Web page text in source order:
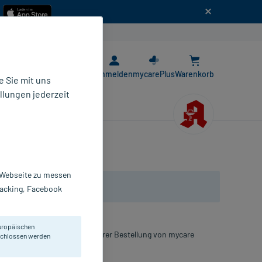
AnmeldenmycarePlusWarenkorb
als Rezeptur direkt nach Ihrer Bestellung von mycare
Sie mit uns
jederzeit
zu messen
Facebook
werden